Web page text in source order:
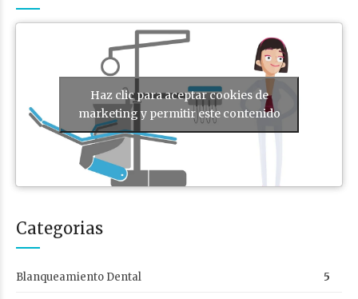
Haz clic para aceptar cookies de
marketing y permitir este contenido
Categorias
Blanqueamiento Dental 5